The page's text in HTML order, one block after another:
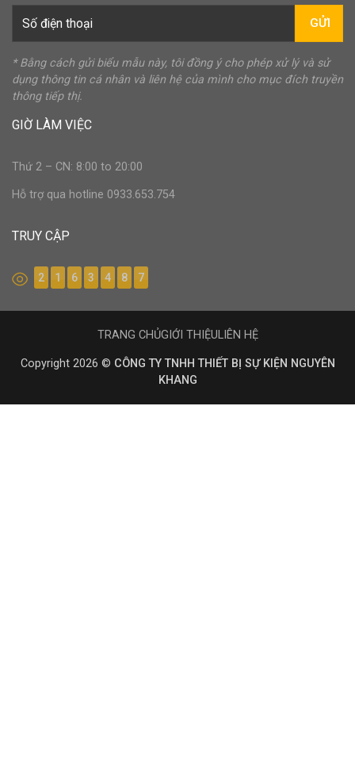
GỬI
* Bằng cách gửi biểu mẫu này, tôi đồng ý cho phép xử lý và sử
dụng thông tin cá nhân và liên hệ của mình cho mục đích truyền
thông tiếp thị.
GIỜ LÀM VIỆC
Thứ 2 – CN: 8:00 to 20:00
Hỗ trợ qua hotline 0933.653.754
TRUY CẬP
2 1 6 3 4 8 7
Copyright 2026 © CÔNG TY TNHH THIẾT BỊ SỰ KIỆN NGUYÊN
KHANG
TRANG CHỦGIỚI THIỆULIÊN HỆ